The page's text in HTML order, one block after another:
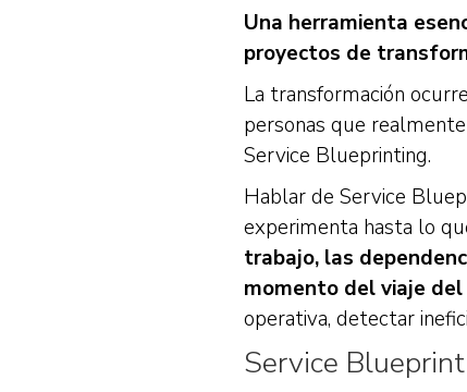
Una herramienta
proyectos de
La transformación
personas que
Service Blueprinting.
Hablar de Service
experimenta hasta lo
trabajo, las
momento del viaje
operativa, detectar
Service